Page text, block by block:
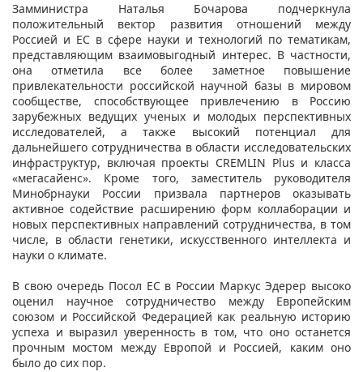
Замминистра Наталья Бочарова подчеркнула
положительный вектор развития отношений между
Россией и ЕС в сфере науки и технологий по тематикам,
представляющим взаимовыгодный интерес. В частности,
она отметила все более заметное повышение
привлекательности российской научной базы в мировом
сообществе, способствующее привлечению в Россию
зарубежных ведущих ученых и молодых перспективных
исследователей, а также высокий потенциал для
дальнейшего сотрудничества в области исследовательских
инфраструктур, включая проекты CREMLIN Plus и класса
«мегасайенс». Кроме того, заместитель руководителя
Минобрнауки России призвала партнеров оказывать
активное содействие расширению форм коллаборации и
новых перспективных направлений сотрудничества, в том
числе, в области генетики, искусственного интеллекта и
науки о климате.
В свою очередь Посол ЕС в России Маркус Эдерер высоко
оценил научное сотрудничество между Европейским
союзом и Российской Федерацией как реальную историю
успеха и выразил уверенность в том, что оно останется
прочным мостом между Европой и Россией, каким оно
было до сих пор.